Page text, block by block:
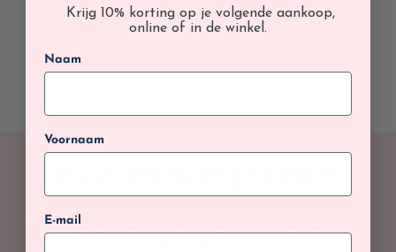
BLIJVEN?
SCHRIJF JE IN OP
Krijg 10% korting op je volgende aankoop,
online of in de winkel.
Naam
Voornaam
E-mail